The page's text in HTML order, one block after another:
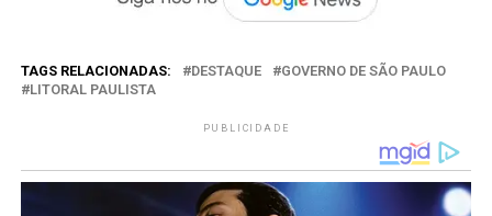
TAGS RELACIONADAS: DESTAQUE
GOVERNO DE SÃO PAULO
LITORAL PAULISTA
PUBLICIDADE